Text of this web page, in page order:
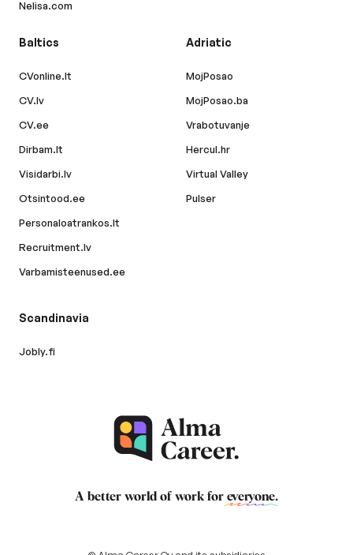
Nelisa.com
Baltics
CVonline.lt
CV.lv
CV.ee
Dirbam.lt
Visidarbi.lv
Otsintood.ee
Personaloatrankos.lt
Recruitment.lv
Varbamisteenused.ee
Adriatic
MojPosao
MojPosao.ba
Vrabotuvanje
Hercul.hr
Virtual Valley
Pulser
Scandinavia
Jobly.fi
A better world of work for everyone.